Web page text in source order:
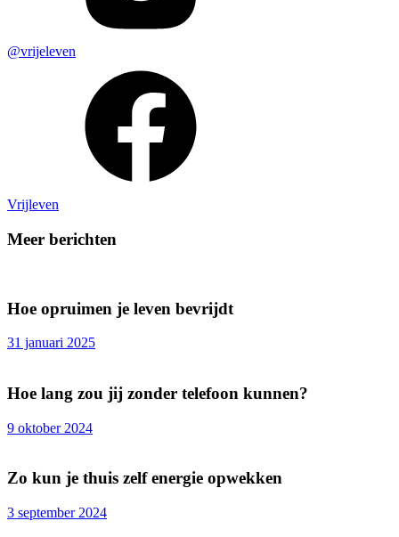
@vrijeleven
Vrijleven
Meer berichten
Hoe opruimen je leven bevrijdt
31 januari 2025
Hoe lang zou jij zonder telefoon kunnen?
9 oktober 2024
Zo kun je thuis zelf energie opwekken
3 september 2024